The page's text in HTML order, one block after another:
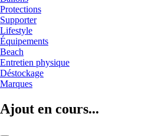
Protections
Supporter
Lifestyle
Équipements
Beach
Entretien physique
Déstockage
Marques
Ajout en cours...